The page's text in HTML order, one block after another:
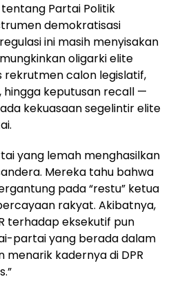
tentang Partai Politik
demokratisasi
ini masih menyisakan
oligarki elite
rekrutmen calon legislatif,
keputusan recall —
kekuasaan segelintir elite
yang lemah menghasilkan
Mereka tahu bahwa
pada “restu” ketua
rakyat. Akibatnya,
terhadap eksekutif pun
partai yang berada dalam
kadernya di DPR